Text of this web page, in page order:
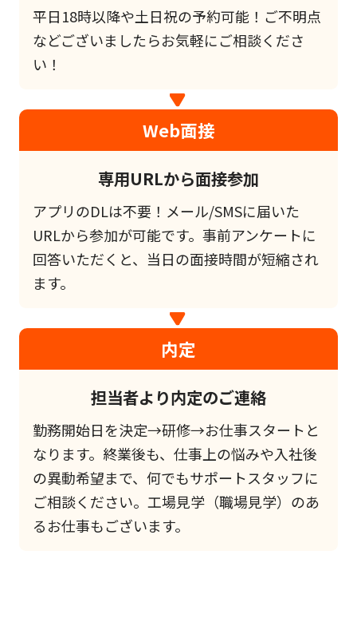
平日18時以降や土日祝の予約可能！ご不明点
などございましたらお気軽にご相談くださ
い！
Web面接
専用URLから面接参加
アプリのDLは不要！メール/SMSに届いた
URLから参加が可能です。事前アンケートに
回答いただくと、当日の面接時間が短縮され
ます。
内定
担当者より内定のご連絡
勤務開始日を決定→研修→お仕事スタートと
なります。終業後も、仕事上の悩みや入社後
の異動希望まで、何でもサポートスタッフに
ご相談ください。工場見学（職場見学）のあ
るお仕事もございます。